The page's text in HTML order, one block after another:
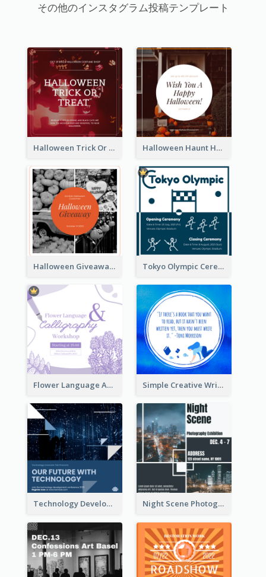
その他のインスタグラム投稿テンプレート
Halloween Trick Or Treat Instagram Post Halloween Haunt House Instagram Post
Halloween Giveaway Instagram Post Tokyo Olympic Ceremony Instagram Post
Flower Language And Calligraphy Instagram Post Simple Creative Writing Quote Instagram Post
Technology Development Conference Instagram Post Night Scene Photography Exhibition Instagram Post